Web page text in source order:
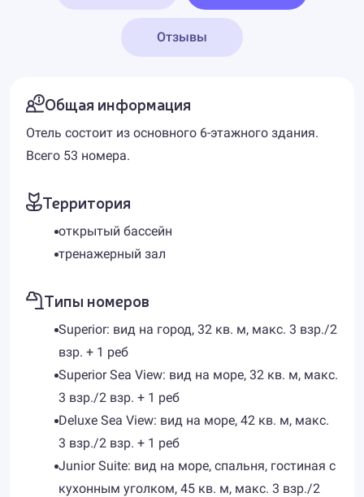
Отзывы
Общая информация
Отель состоит из основного 6-этажного здания.
Всего 53 номера.
Территория
открытый бассейн
тренажерный зал
Типы номеров
Superior: вид на город, 32 кв. м, макс. 3 взр./2
взр. + 1 реб
Superior Sea View: вид на море, 32 кв. м, макс.
3 взр./2 взр. + 1 реб
Deluxe Sea View: вид на море, 42 кв. м, макс.
3 взр./2 взр. + 1 реб
Junior Suite: вид на море, спальня, гостиная с
кухонным уголком, 45 кв. м, макс. 3 взр./2